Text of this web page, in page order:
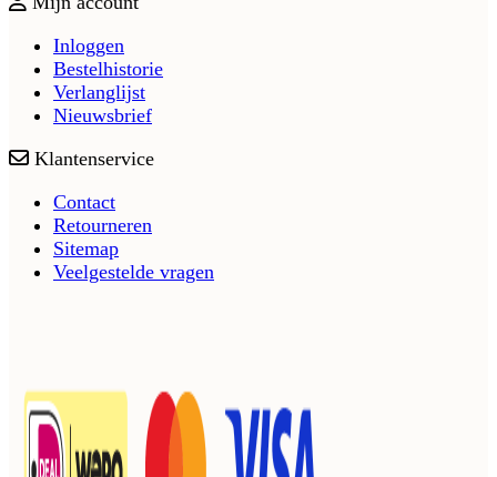
Inloggen
Bestelhistorie
Verlanglijst
Nieuwsbrief
Klantenservice
Contact
Retourneren
Sitemap
Veelgestelde vragen